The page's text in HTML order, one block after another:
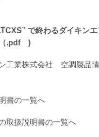
で終わるダイキン
（.pdf )
工業株式会社 空調製品
書の一覧へ
取扱説明書の一覧へ